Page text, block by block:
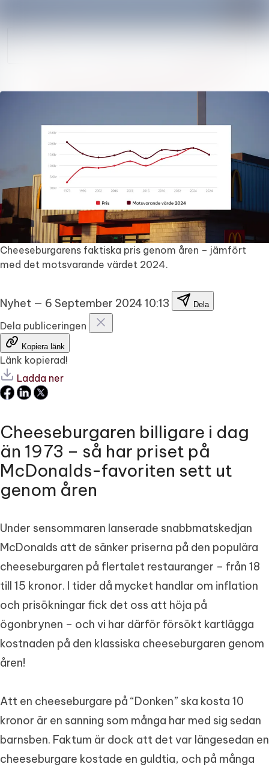
Cheeseburgarens faktiska pris genom åren – jämfört
med det motsvarande värdet 2024.
Nyhet — 6 September 2024 10:13 Dela
Dela publiceringen
Kopiera länk
Länk kopierad!
Ladda ner
Cheeseburgaren billigare i dag
än 1973 – så har priset på
McDonalds-favoriten sett ut
genom åren
Under sensommaren lanserade snabbmatskedjan
McDonalds att de sänker priserna på den populära
cheeseburgaren på flertalet restauranger – från 18
till 15 kronor. I tider då mycket handlar om inflation
och prisökningar fick det oss att höja på
ögonbrynen – och vi har därför försökt kartlägga
kostnaden på den klassiska cheeseburgaren genom
åren!
Att en cheeseburgare på “Donken” ska kosta 10
kronor är en sanning som många har med sig sedan
barnsben. Faktum är dock att det var längesedan en
cheeseburgare kostade en guldtia, och på många